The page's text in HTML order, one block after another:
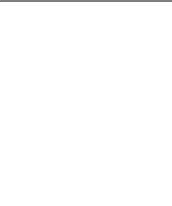
pdf, 2.9 MB, öppnas i nytt fönster.